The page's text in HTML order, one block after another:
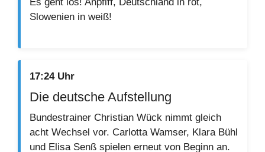
Slowenien in weiß!
17:24 Uhr
Die deutsche Aufstellung
Bundestrainer Christian Wück nimmt gleich
acht Wechsel vor. Carlotta Wamser, Klara Bühl
und Elisa Senß spielen erneut von Beginn an.